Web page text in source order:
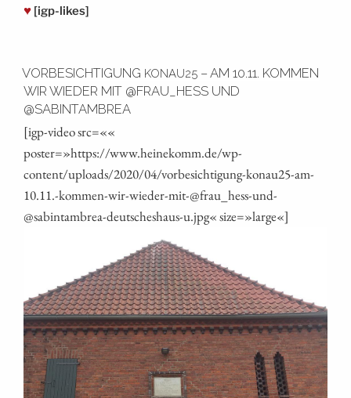
♥ [igp-likes]
VORBESICHTIGUNG KONAU25 – AM 10.11. KOMMEN
WIR WIEDER MIT @FRAU_HESS UND
@SABINTAMBREA
[igp-video src=««
poster=»https://www.heinekomm.de/wp-
content/uploads/2020/04/vorbesichtigung-konau25-am-
10.11.-kommen-wir-wieder-mit-@frau_hess-und-
@sabintambrea-deutscheshaus‑u.jpg« size=»large«]